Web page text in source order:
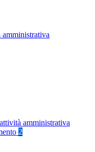
amministrativa
2